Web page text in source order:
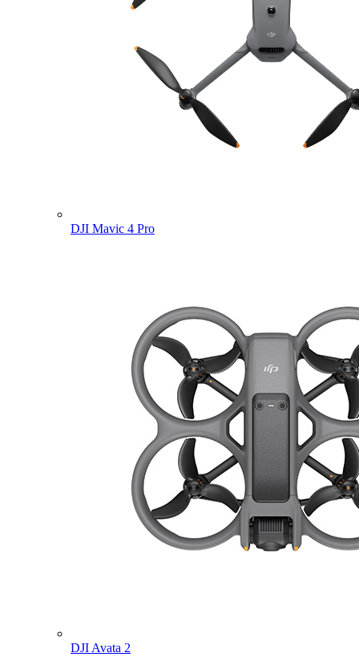
DJI Mavic 4 Pro
DJI Avata 2